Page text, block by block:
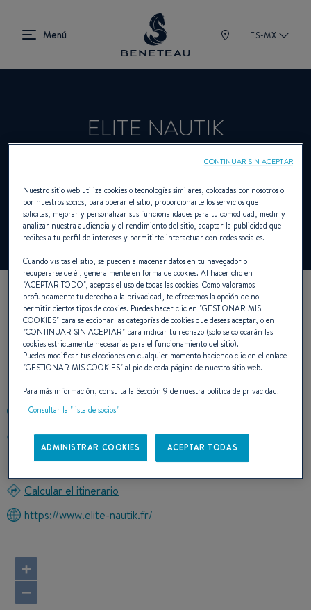
ES-MX
ELITE NAUTIK
Concesionario Vela, Intraborda,
Fueraborda, First para BENETEAU
NUESTROS DATOS DE
CONTACTO
+33786457312
Port Chantereyne
50100 CHERBOURG
France
Calcular el itinerario
https://www.elite-nautik.fr/
+
−
Nuestro sitio web utiliza cookies o tecnologías similares, colocadas por nosotros o
por nuestros socios, para operar el sitio, proporcionarte los servicios que
solicitas, mejorar y personalizar sus funcionalidades para tu comodidad, medir y
analizar nuestra audiencia y el rendimiento del sitio, adaptar la publicidad que
recibes a tu perfil de intereses y permitirte interactuar con redes sociales.
Cuando visitas el sitio, se pueden almacenar datos en tu navegador o
recuperarse de él, generalmente en forma de cookies. Al hacer clic en
"ACEPTAR TODO", aceptas el uso de todas las cookies. Como valoramos
profundamente tu derecho a la privacidad, te ofrecemos la opción de no
permitir ciertos tipos de cookies. Puedes hacer clic en "GESTIONAR MIS
COOKIES" para seleccionar las categorías de cookies que deseas aceptar, o en
"CONTINUAR SIN ACEPTAR" para indicar tu rechazo (solo se colocarán las
cookies estrictamente necesarias para el funcionamiento del sitio).
Puedes modificar tus elecciones en cualquier momento haciendo clic en el enlace
"GESTIONAR MIS COOKIES" al pie de cada página de nuestro sitio web.
Para más información, consulta la Sección 9 de nuestra política de privacidad.
Consultar la "lista de socios"
ADMINISTRAR COOKIES ACEPTAR TODAS
CONTINUAR SIN ACEPTAR